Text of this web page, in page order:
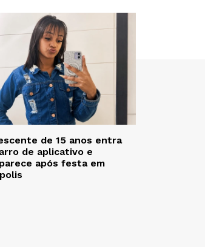
de 15 anos entra
de aplicativo e
após festa em